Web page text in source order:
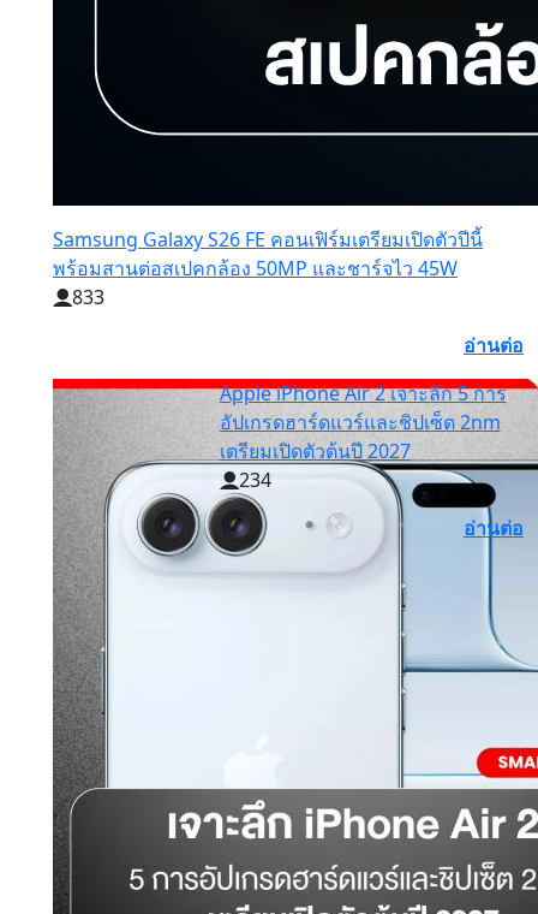
Samsung Galaxy S26 FE คอนเฟิร์มเตรียมเปิดตัวปีนี้
พร้อมสานต่อสเปคกล้อง 50MP และชาร์จไว 45W
833
อ่านต่อ
Apple iPhone Air 2 เจาะลึก 5 การ
อัปเกรดฮาร์ดแวร์และชิปเซ็ต 2nm
เตรียมเปิดตัวต้นปี 2027
234
อ่านต่อ